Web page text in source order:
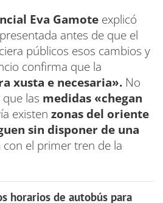
Eva Gamote explicó
antes de que el
públicos esos cambios y
confirma que la
xusta e necesaria». No
las medidas «chegan
existen zonas del oriente
sin disponer de una
con el primer tren de la
horarios de autobús para